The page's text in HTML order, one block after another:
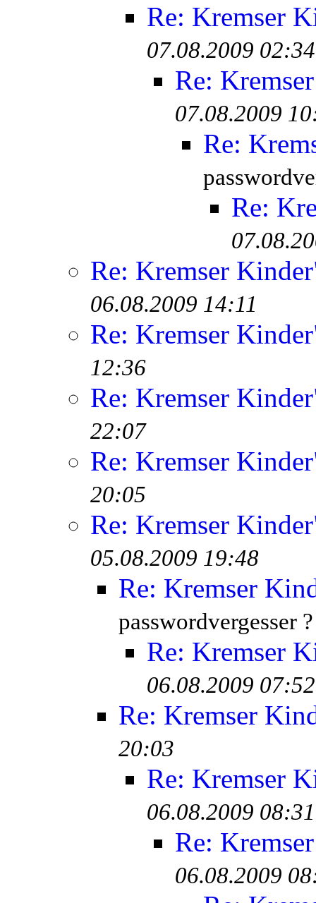
Re: Kremser
07.08.2009 02:34
Re:
07.08.2009
Re:
Re:
Re: Kremser
06.08.2009 14:11
Re: Kremser
12:36
Re: Kremser
22:07
Re: Kremser
20:05
Re: Kremser
05.08.2009 19:48
Re: Kremser
passwordvergesser
Re: Kremser
06.08.2009 07:52
Re: Kremser
20:03
Re: Kremser
06.08.2009 08:31
Re:
06.08.2009